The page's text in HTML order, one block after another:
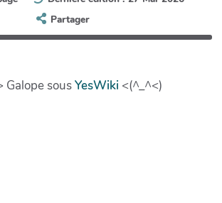
Partager
Galope sousYesWiki <(^_^<)